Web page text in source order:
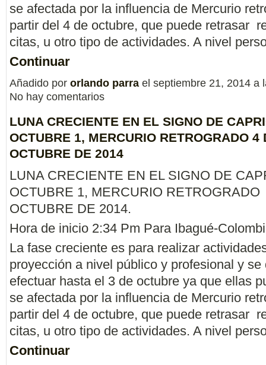
se afectada por la influencia de Mercurio
partir del 4 de octubre, que puede retrasar
citas, u otro tipo de actividades. A nivel
Continuar
Añadido por orlando parra el septiembre 21, 2014 a
No hay comentarios
LUNA CRECIENTE EN EL SIGNO DE
OCTUBRE 1, MERCURIO RETROGRADO 4
OCTUBRE DE 2014
LUNA CRECIENTE EN EL SIGNO DE
OCTUBRE 1, MERCURIO
OCTUBRE DE 2014.
Hora de inicio 2:34 Pm Para Ibagué-
La fase creciente es para realizar
proyección a nivel público y profesional y
efectuar hasta el 3 de octubre ya que ellas
se afectada por la influencia de Mercurio
partir del 4 de octubre, que puede retrasar
citas, u otro tipo de actividades. A nivel
Continuar